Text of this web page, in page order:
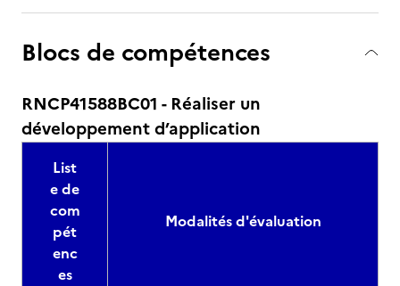
Blocs de compétences
RNCP41588BC01 - Réaliser un
développement d’application
List
e de
com
pét
enc
es
Modalités d'évaluation